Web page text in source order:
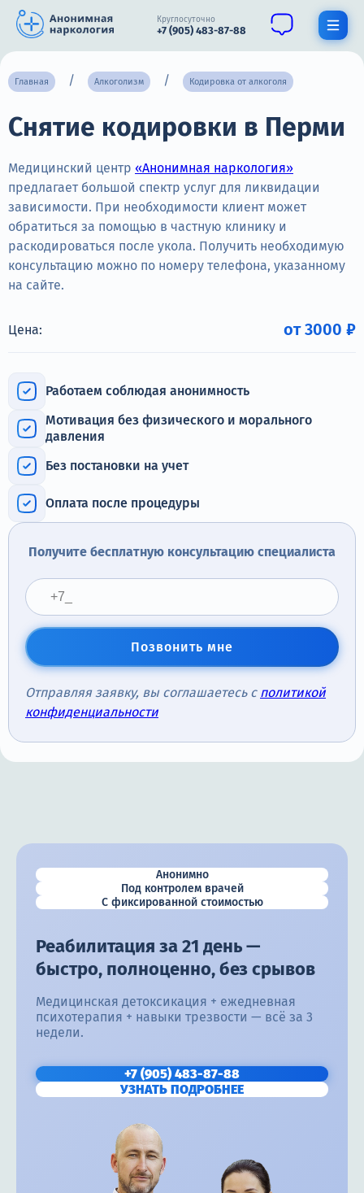
Круглосуточно
+7 (905) 483-87-88
О нас
Алкоголизм
Нарколог
Стационар
Цены
Круглосуточно, анонимно
+7 (905) 483-87-88
Адрес call-центра
Пермь, Луначарского, 87
Главная Алкоголизм Кодировка от алкоголя
Снятие кодировки в Перми
Медицинский центр «Анонимная наркология»
предлагает большой спектр услуг для ликвидации
зависимости. При необходимости клиент может
обратиться за помощью в частную клинику и
раскодироваться после укола. Получить необходимую
консультацию можно по номеру телефона, указанному
на сайте.
Цена: от 3000 ₽
Работаем соблюдая анонимность
Мотивация без физического и морального
давления
Без постановки на учет
Оплата после процедуры
Получите бесплатную консультацию специалиста
Позвонить мне
Отправляя заявку, вы соглашаетесь с политикой
конфиденциальности
Анонимно
Под контролем врачей
С фиксированной стоимостью
Реабилитация за 21 день —
быстро, полноценно, без срывов
Медицинская детоксикация + ежедневная
психотерапия + навыки трезвости — всё за 3
недели.
+7 (905) 483-87-88
УЗНАТЬ ПОДРОБНЕЕ